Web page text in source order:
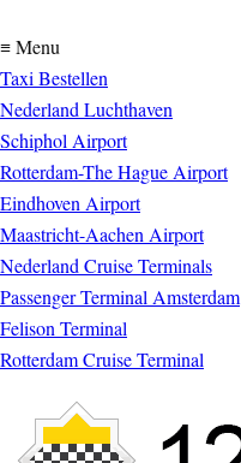
≡ Menu
Taxi Bestellen
Nederland Luchthaven
Schiphol Airport
Rotterdam-The Hague Airport
Eindhoven Airport
Maastricht-Aachen Airport
Nederland Cruise Terminals
Passenger Terminal Amsterdam
Felison Terminal
Rotterdam Cruise Terminal